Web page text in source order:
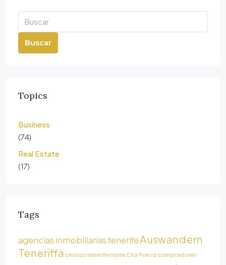
Buscar
Topics
Business
(74)
Real Estate
(17)
Tags
agencias inmobiliarias tenerifeAuswandern
Teneriffa chollos tenerife norte Cita Previa compradores